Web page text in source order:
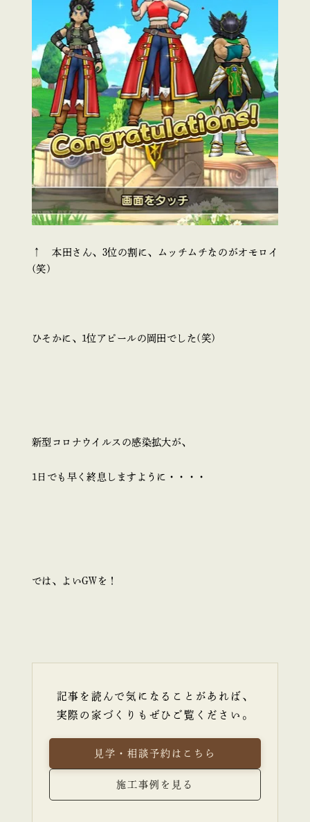
↑ 本田さん、3位の割に、ムッチムチなのがオモロイ
(笑)
ひそかに、1位アピールの岡田でした(笑)
新型コロナウイルスの感染拡大が、
1日でも早く終息しますように・・・・
では、よいGWを！
記事を読んで気になることがあれば、
実際の家づくりもぜひご覧ください。
見学・相談予約はこちら
施工事例を見る